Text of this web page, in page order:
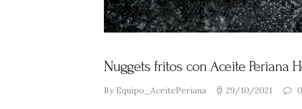
Nuggets fritos con Aceite Periana
By Equipo_AceitePeriana 29/10/2021 0